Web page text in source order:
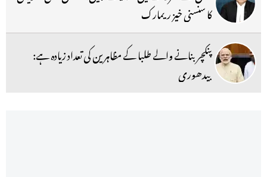
کا سنسنی خیز ریمارک
پنکچر بنانے والے طلبا کے مظاہرین کی تعداد زیادہ ہے:
بیدھوری